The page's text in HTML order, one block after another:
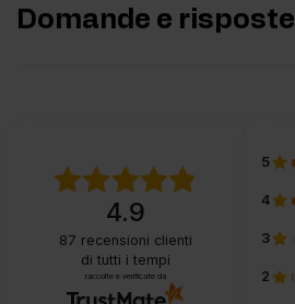
Domande e risposte
4.9
87 recensioni clienti
di tutti i tempi
raccolte e verificate da
5
4
3
2